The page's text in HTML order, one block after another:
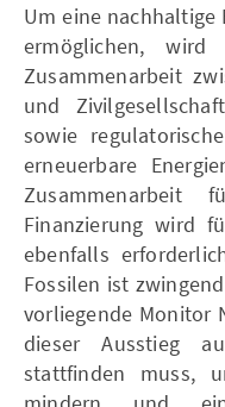
Um eine nachhaltige
ermöglichen,
Zusammenarbeit
und
sowie
erneuerbare
Zusammenarbeit
Finanzierung wird
ebenfalls
Fossilen ist
vorliegende Monitor
dieser Ausstieg
stattfinden muss,